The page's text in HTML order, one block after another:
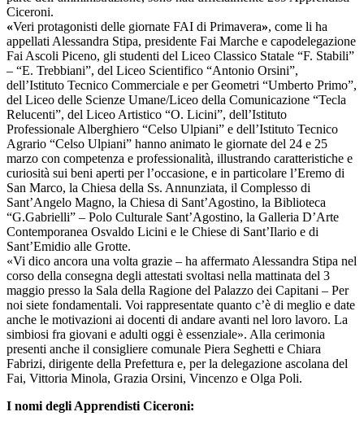
Ciceroni.
«Veri protagonisti delle giornate FAI di Primavera», come li ha
appellati Alessandra Stipa, presidente Fai Marche e capodelegazione
Fai Ascoli Piceno, gli studenti del Liceo Classico Statale “F. Stabili”
– “E. Trebbiani”, del Liceo Scientifico “Antonio Orsini”,
dell’Istituto Tecnico Commerciale e per Geometri “Umberto Primo”,
del Liceo delle Scienze Umane/Liceo della Comunicazione “Tecla
Relucenti”, del Liceo Artistico “O. Licini”, dell’Istituto
Professionale Alberghiero “Celso Ulpiani” e dell’Istituto Tecnico
Agrario “Celso Ulpiani” hanno animato le giornate del 24 e 25
marzo con competenza e professionalità, illustrando caratteristiche e
curiosità sui beni aperti per l’occasione, e in particolare l’Eremo di
San Marco, la Chiesa della Ss. Annunziata, il Complesso di
Sant’Angelo Magno, la Chiesa di Sant’Agostino, la Biblioteca
“G.Gabrielli” – Polo Culturale Sant’Agostino, la Galleria D’Arte
Contemporanea Osvaldo Licini e le Chiese di Sant’Ilario e di
Sant’Emidio alle Grotte.
«Vi dico ancora una volta grazie – ha affermato Alessandra Stipa nel
corso della consegna degli attestati svoltasi nella mattinata del 3
maggio presso la Sala della Ragione del Palazzo dei Capitani – Per
noi siete fondamentali. Voi rappresentate quanto c’è di meglio e date
anche le motivazioni ai docenti di andare avanti nel loro lavoro. La
simbiosi fra giovani e adulti oggi è essenziale». Alla cerimonia
presenti anche il consigliere comunale Piera Seghetti e Chiara
Fabrizi, dirigente della Prefettura e, per la delegazione ascolana del
Fai, Vittoria Minola, Grazia Orsini, Vincenzo e Olga Poli.
I nomi degli Apprendisti Ciceroni: